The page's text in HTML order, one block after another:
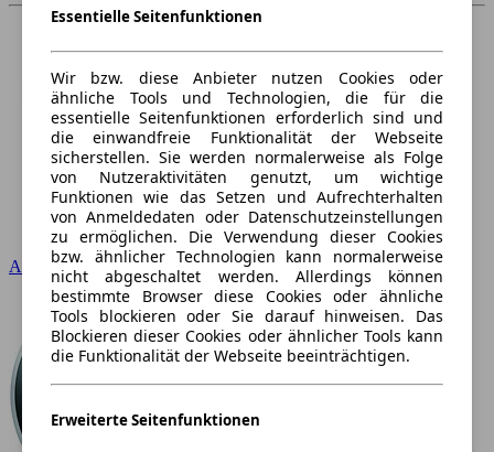
Audi
Essentielle Seitenfunktionen
Wir bzw. diese Anbieter nutzen Cookies oder
ähnliche Tools und Technologien, die für die
essentielle Seitenfunktionen erforderlich sind und
die einwandfreie Funktionalität der Webseite
sicherstellen. Sie werden normalerweise als Folge
von Nutzeraktivitäten genutzt, um wichtige
Funktionen wie das Setzen und Aufrechterhalten
von Anmeldedaten oder Datenschutzeinstellungen
zu ermöglichen. Die Verwendung dieser Cookies
bzw. ähnlicher Technologien kann normalerweise
nicht abgeschaltet werden. Allerdings können
bestimmte Browser diese Cookies oder ähnliche
Tools blockieren oder Sie darauf hinweisen. Das
Blockieren dieser Cookies oder ähnlicher Tools kann
die Funktionalität der Webseite beeinträchtigen.
Erweiterte Seitenfunktionen